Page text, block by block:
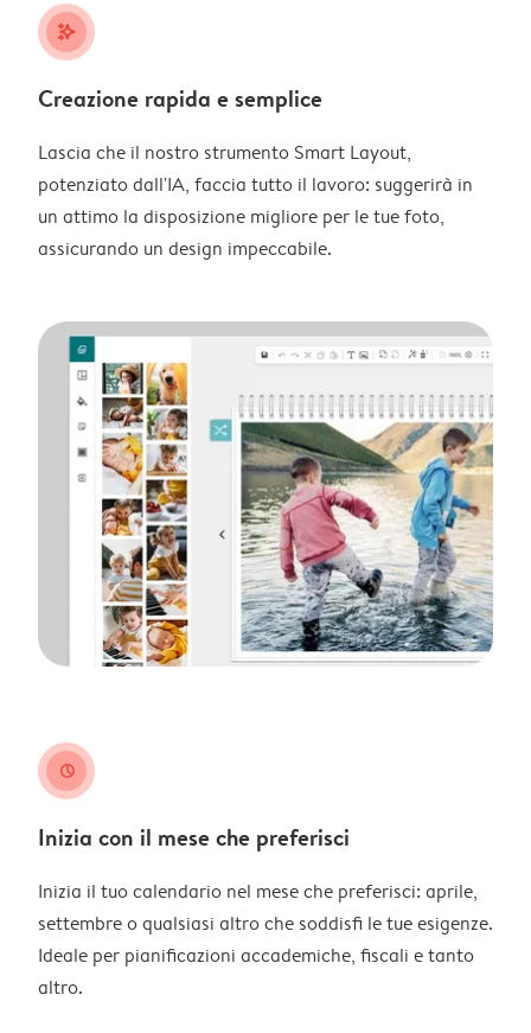
stars_plus
Creazione rapida e semplice
Lascia che il nostro strumento Smart Layout,
potenziato dall'IA, faccia tutto il lavoro: suggerirà in
un attimo la disposizione migliore per le tue foto,
assicurando un design impeccabile.
clock
Inizia con il mese che preferisci
Inizia il tuo calendario nel mese che preferisci: aprile,
settembre o qualsiasi altro che soddisfi le tue esigenze.
Ideale per pianificazioni accademiche, fiscali e tanto
altro.